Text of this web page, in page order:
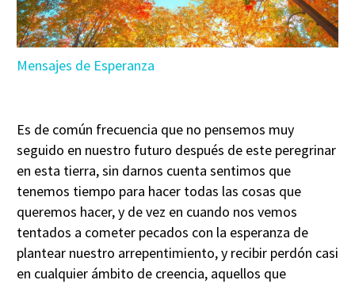
Mensajes de Esperanza
Es de común frecuencia que no pensemos muy
seguido en nuestro futuro después de este peregrinar
en esta tierra, sin darnos cuenta sentimos que
tenemos tiempo para hacer todas las cosas que
queremos hacer, y de vez en cuando nos vemos
tentados a cometer pecados con la esperanza de
plantear nuestro arrepentimiento, y recibir perdón casi
en cualquier ámbito de creencia, aquellos que